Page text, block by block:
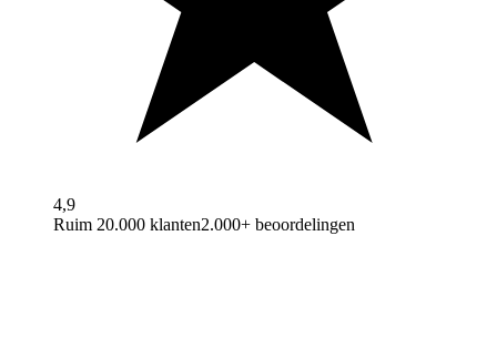
4,9
Ruim 20.000 klanten2.000+ beoordelingen